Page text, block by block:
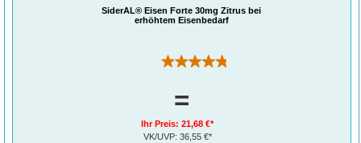
SiderAL® Eisen Forte 30mg Zitrus bei
erhöhtem Eisenbedarf
(178)
=
Ihr Preis:21,68 €*
VK/UVP: 36,55 €*